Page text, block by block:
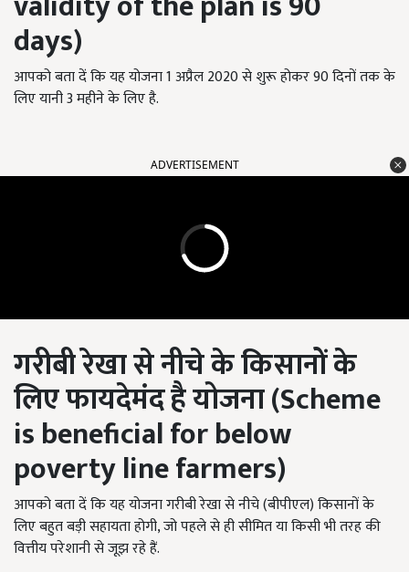
days)
आपको बता दें कि यह योजना 1 अप्रैल 2020 से शुरू होकर 90 दिनों तक के
लिए यानी 3 महीने के लिए है.
ADVERTISEMENT
गरीबी रेखा से नीचे के किसानों के
लिए फायदेमंद है योजना (Scheme
is beneficial for below
poverty line farmers)
आपको बता दें कि यह योजना गरीबी रेखा से नीचे (बीपीएल) किसानों के
लिए बहुत बड़ी सहायता होगी, जो पहले से ही सीमित या किसी भी तरह की
वित्तीय परेशानी से जूझ रहे हैं.